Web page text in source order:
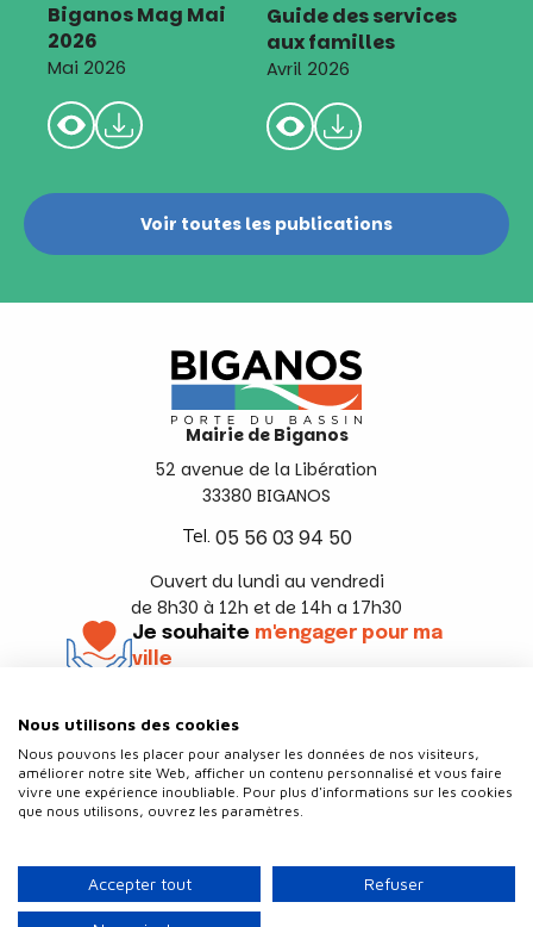
Biganos Mag Mai
2026
Mai 2026
Guide des services
aux familles
Avril 2026
Voir toutes les publications
Mairie de Biganos
52 avenue de la Libération
33380 BIGANOS
Tel. 05 56 03 94 50
Ouvert du lundi au vendredi
de 8h30 à 12h et de 14h a 17h30
Je souhaite m'engager pour ma
ville
Politique de confidentialité
Plan du site
Nous utilisons des cookies
Nous pouvons les placer pour analyser les données de nos visiteurs,
améliorer notre site Web, afficher un contenu personnalisé et vous faire
vivre une expérience inoubliable. Pour plus d'informations sur les cookies
que nous utilisons, ouvrez les paramètres.
Accepter tout Refuser